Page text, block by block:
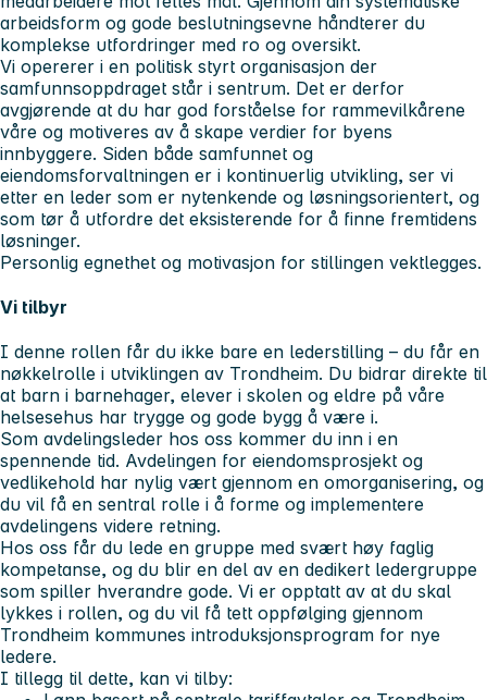
arbeidsform og gode beslutningsevne håndterer du
komplekse utfordringer med ro og oversikt.
Vi opererer i en politisk styrt organisasjon der
samfunnsoppdraget står i sentrum. Det er derfor
avgjørende at du har god forståelse for rammevilkårene
våre og motiveres av å skape verdier for byens
innbyggere. Siden både samfunnet og
eiendomsforvaltningen er i kontinuerlig utvikling, ser vi
etter en leder som er nytenkende og løsningsorientert, og
som tør å utfordre det eksisterende for å finne fremtidens
løsninger.
Personlig egnethet og motivasjon for stillingen vektlegges.
Vi tilbyr
I denne rollen får du ikke bare en lederstilling – du får en
nøkkelrolle i utviklingen av Trondheim. Du bidrar direkte til
at barn i barnehager, elever i skolen og eldre på våre
helsesehus har trygge og gode bygg å være i.
Som avdelingsleder hos oss kommer du inn i en
spennende tid. Avdelingen for eiendomsprosjekt og
vedlikehold har nylig vært gjennom en omorganisering, og
du vil få en sentral rolle i å forme og implementere
avdelingens videre retning.
Hos oss får du lede en gruppe med svært høy faglig
kompetanse, og du blir en del av en dedikert ledergruppe
som spiller hverandre gode. Vi er opptatt av at du skal
lykkes i rollen, og du vil få tett oppfølging gjennom
Trondheim kommunes introduksjonsprogram for nye
ledere.
I tillegg til dette, kan vi tilby: